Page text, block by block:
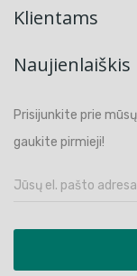
Klientams
Naujienlaiškis
Prisijunkite prie
gaukite pirmieji!